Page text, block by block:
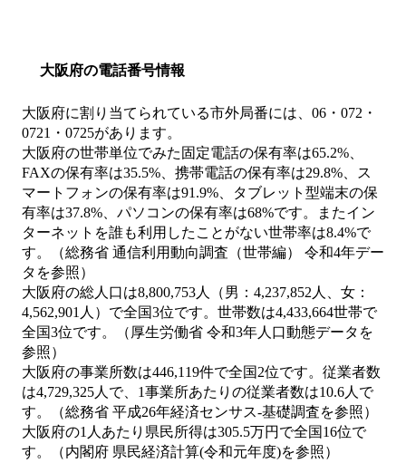
大阪府の電話番号情報
大阪府に割り当てられている市外局番には、06・072・
0721・0725があります。
大阪府の世帯単位でみた固定電話の保有率は65.2%、
FAXの保有率は35.5%、携帯電話の保有率は29.8%、ス
マートフォンの保有率は91.9%、タブレット型端末の保
有率は37.8%、パソコンの保有率は68%です。またイン
ターネットを誰も利用したことがない世帯率は8.4%で
す。（総務省 通信利用動向調査（世帯編） 令和4年デー
タを参照）
大阪府の総人口は8,800,753人（男：4,237,852人、女：
4,562,901人）で全国3位です。世帯数は4,433,664世帯で
全国3位です。（厚生労働省 令和3年人口動態データを
参照）
大阪府の事業所数は446,119件で全国2位です。従業者数
は4,729,325人で、1事業所あたりの従業者数は10.6人で
す。（総務省 平成26年経済センサス‐基礎調査を参照）
大阪府の1人あたり県民所得は305.5万円で全国16位で
す。（内閣府 県民経済計算(令和元年度)を参照）